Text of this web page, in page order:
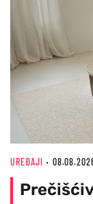
UREĐAJI